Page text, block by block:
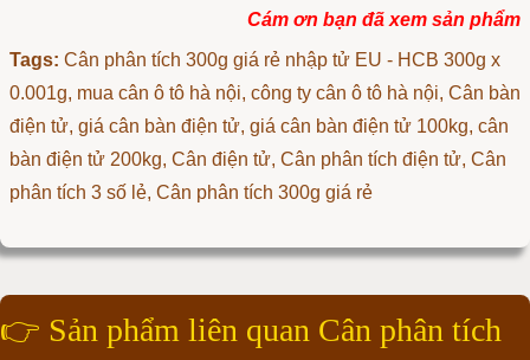
Cám ơn bạn đã xem sản phẩm
Tags: Cân phân tích 300g giá rẻ nhập tử EU - HCB 300g x
0.001g, mua cân ô tô hà nội, công ty cân ô tô hà nội, Cân bàn
điện tử, giá cân bàn điện tử, giá cân bàn điện tử 100kg, cân
bàn điện tử 200kg, Cân điện tử, Cân phân tích điện tử, Cân
phân tích 3 số lẻ, Cân phân tích 300g giá rẻ
👉 Sản phẩm liên quan Cân phân tích